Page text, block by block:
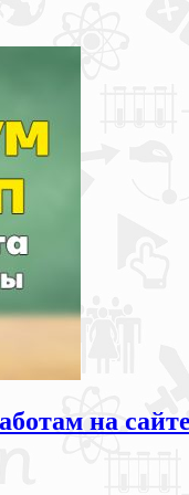
на